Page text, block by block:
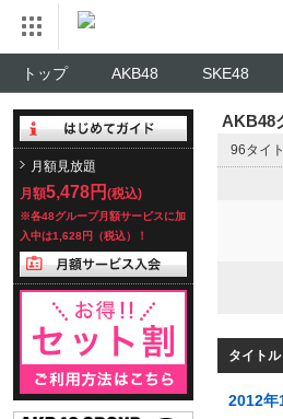
トップ AKB48 SKE48
月額見放題
月額5,478円 (税込)
※各48グループ月額サービスに加
入中は1,628円（税込）！
AKB48
96タイ
タイトル
2012年